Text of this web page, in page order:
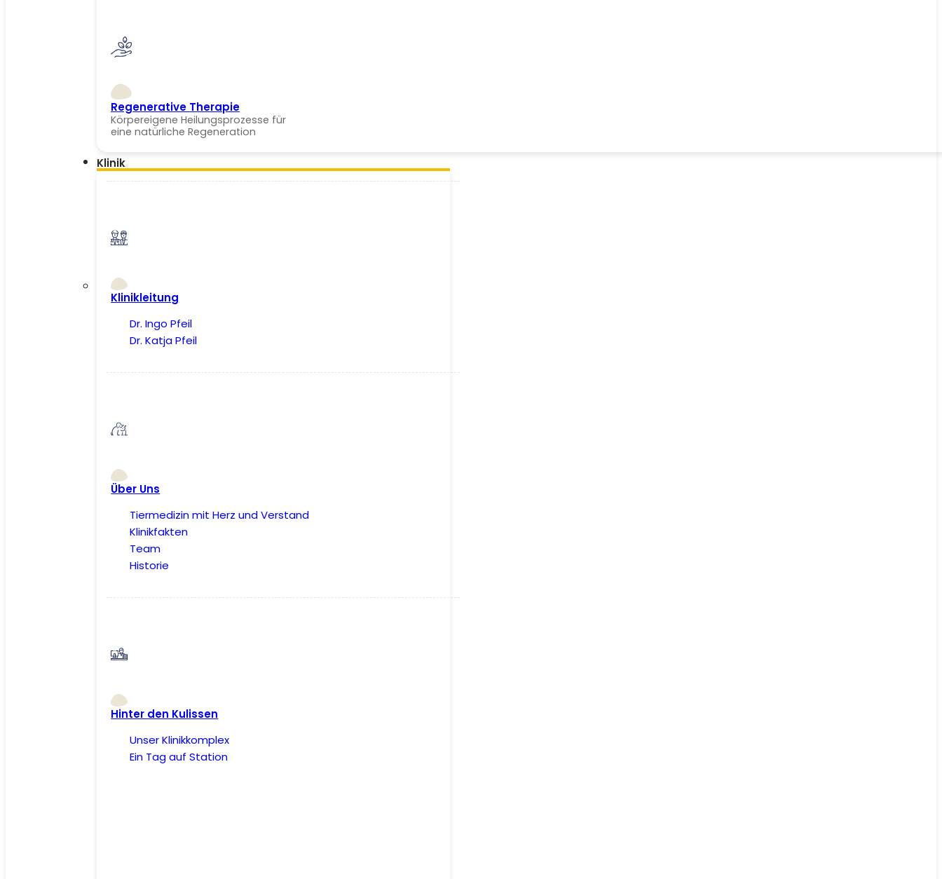
Regenerative Therapie
Körpereigene Heilungsprozesse für
eine natürliche Regeneration
Klinik
Klinikleitung
Dr. Ingo Pfeil
Dr. Katja Pfeil
Über Uns
Tiermedizin mit Herz und Verstand
Klinikfakten
Team
Historie
Hinter den Kulissen
Unser Klinikkomplex
Ein Tag auf Station